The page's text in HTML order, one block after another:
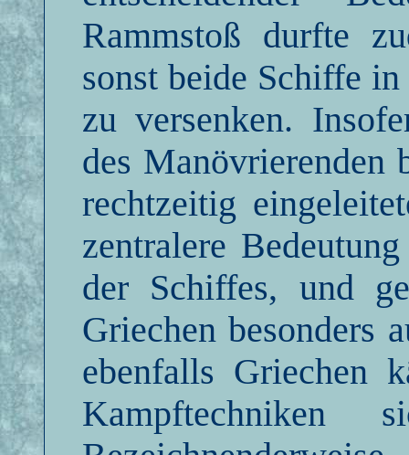
Rammstoß durfte
sonst beide Schiffe
zu versenken.
des Manövrierenden
rechtzeitig
zentralere
der Schiffes, und
Griechen besonders
ebenfalls Griechen